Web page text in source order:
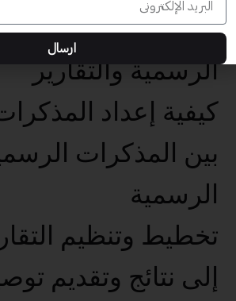
إعداد الرسائل
الرسمية والتقارير
كيفية إعداد
بين المذكرات
الرسمية
تخطيط وتنظيم
إلى نتائج وتقديم
ارسال